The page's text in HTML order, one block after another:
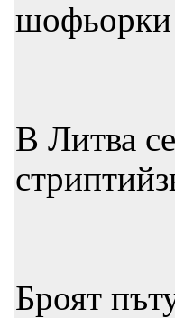
шофьорки
В Литва
Броят